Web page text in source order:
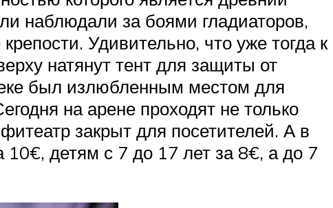
наблюдали за боями гладиаторов,
Удивительно, что уже тогда к
натянут тент для защиты от
был излюбленным местом для
на арене проходят не только
закрыт для посетителей. А в
10€, детям с 7 до 17 лет за 8€, а до 7